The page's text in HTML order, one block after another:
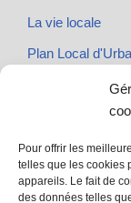
Pour offrir les
telles que les cookies
appareils. Le fait de
des données telles
La vie locale
Plan Local